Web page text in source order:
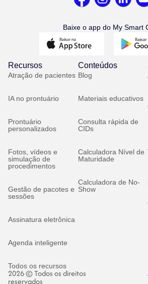
Baixe o app do My Smart
Recursos
Atração de pacientes
IA no prontuário
Prontuário
personalizados
Fotos, vídeos e
simulação de
procedimentos
Gestão de pacotes e
sessões
Assinatura eletrônica
Agenda inteligente
Todos os recursos
Conteúdos
Blog
Materiais educativos
Consulta rápida de
CIDs
Calculadora Nível de
Maturidade
Calculadora de No-
Show
2026 © Todos os direitos
reservados